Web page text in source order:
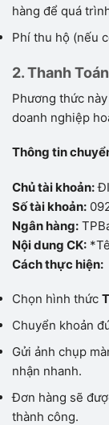
hàng để quá
Phí thu hộ (nếu
2. Thanh
Phương thức
doanh nghiệp
Thông tin
Chủ tài khoản:
Số tài khoản:
Ngân hàng:
Nội dung CK:
Cách thực hiện:
Chọn hình thức
Chuyển khoản
Gửi ảnh chụp
nhận nhanh.
Đơn hàng sẽ
thành công.